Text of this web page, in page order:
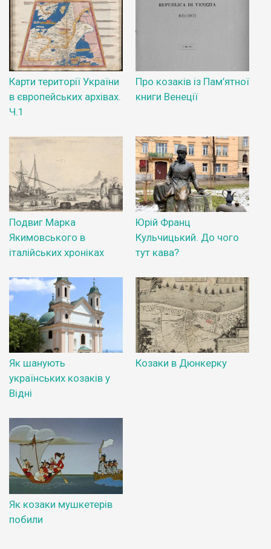
Карти території України
в європейських архівах.
Ч.1
Про козаків із Пам’ятної
книги Венеції
Подвиг Марка
Якимовського в
італійських хроніках
Юрій Франц
Кульчицький. До чого
тут кава?
Як шанують
українських козаків у
Відні
Козаки в Дюнкерку
Як козаки мушкетерів
побили